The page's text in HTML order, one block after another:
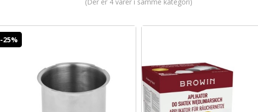
(Der er 4 varer i samme kategori)
-25%